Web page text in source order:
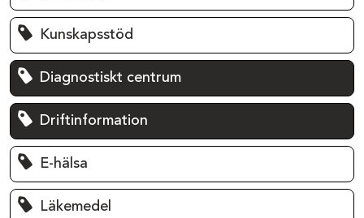
Kunskapsstöd
Diagnostiskt centrum
Driftinformation
E-hälsa
Läkemedel